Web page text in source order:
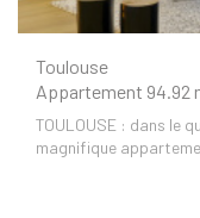
Toulouse
Appartement 94.92
TOULOUSE : dans le
magnifique